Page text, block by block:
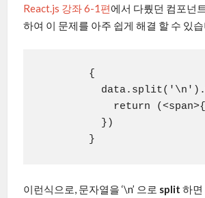
React.js 강좌 6-1편에서 다뤘던 컴포넌
하여 이 문제를 아주 쉽게 해결 할 수 있습
        {
return
          })
        }
이런식으로, 문자열을 ‘\n’ 으로 split 하면